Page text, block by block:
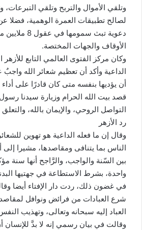
وتلقي الأموال والتربح وتلقي التبرعات،
لصالح تطبيقات العمرة الوهمية، فضلا
دعوية تبث
الأوقاف والجهات المختصة.
وكان مركز الفتوى العالمي التابع
الداعية وأكد أن تعظيم شعائر الله
أن يؤديها بنفسه متى كان قادرًا على
قصد بيت الله الحرام وزيارة سيدنا رسول
التواصل الروحي، والإيمان بالله،
رد الأزهر
وقال إن ما فعله الداعية هو تهوين
الناس بما يتنافى ومقاصدها، مشيرا إلى
بين السّنة والواجب، والرَّاجح أنها سنة
واحدة، بشرط الاستطاعة في جهتيها
في غضون ذلك، ردت دار الإفتاء أيضا
شرع العبادات من فرائض ونوافل
العباد إليه سبحانه وتعالى، وتهذيب
وقالت في بيان رسمي إنه لا بدَّ